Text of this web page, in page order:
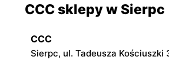
CCC sklepy w Sierpc
CCC
Sierpc, ul. Tadeusza Kościuszki